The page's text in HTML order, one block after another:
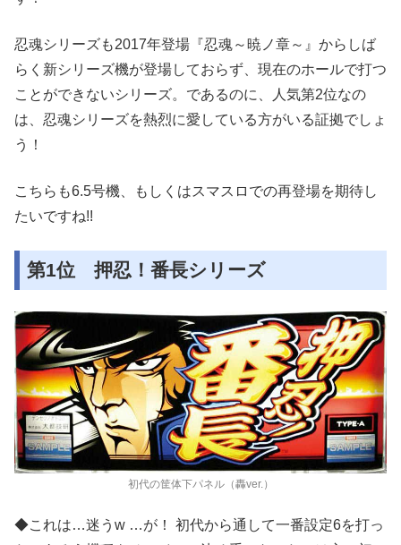
忍魂シリーズも2017年登場『忍魂～暁ノ章～』からしば
らく新シリーズ機が登場しておらず、現在のホールで打つ
ことができないシリーズ。であるのに、人気第2位なの
は、忍魂シリーズを熱烈に愛している方がいる証拠でしょ
う！
こちらも6.5号機、もしくはスマスロでの再登場を期待し
たいですね!!
第1位 押忍！番長シリーズ
初代の筐体下パネル（轟ver.）
◆これは…迷うw …が！ 初代から通して一番設定6を打っ